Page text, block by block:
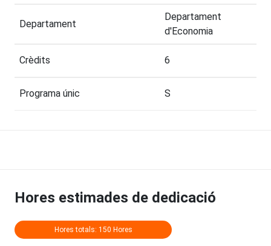
Departament
Departament
d'Economia
Crèdits 6
Programa únic S
Hores estimades de dedicació
Hores totals: 150 Hores